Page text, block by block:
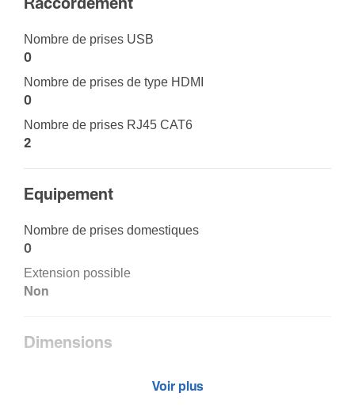
Raccor­de­ment
Nombre de prises USB
0
Nombre de prises de type HDMI
0
Nombre de prises RJ45 CAT6
2
Equi­pe­ment
Nombre de prises domes­tiques
0
Exten­sion possible
Non
Dimen­sions
Voir plus